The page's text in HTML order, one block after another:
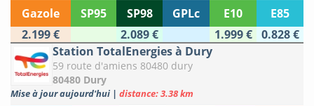
Gazole SP95 SP98 GPLc E10
E85
2.199 €
2.089 € 1.999 €
0.828 €
Station TotalEnergies à Dury
59 route d'amiens 80480 dury
80480 Dury
Mise à jour aujourd'hui | distance: 3.38 km